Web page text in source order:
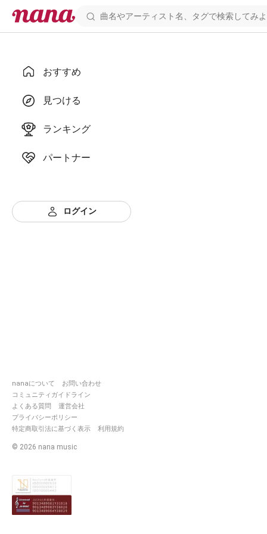
おすすめ
見つける
ランキング
パートナー
ログイン
nanaについて
お問い合わせ
コミュニティガイドライン
よくある質問
運営会社
プライバシーポリシー
特定商取引法に基づく表示
利用規約
© 2026 nana music